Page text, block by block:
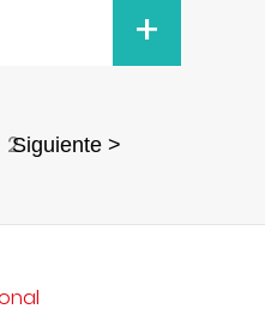
+
2Siguiente >